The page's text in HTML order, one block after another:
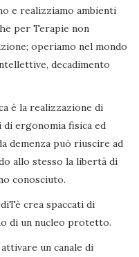
e realizziamo ambienti
per Terapie non
operiamo nel mondo
decadimento
è la realizzazione di
ergonomia fisica ed
demenza può riuscire ad
allo stesso la libertà di
conosciuto.
crea spaccati di
di un nucleo protetto.
un canale di